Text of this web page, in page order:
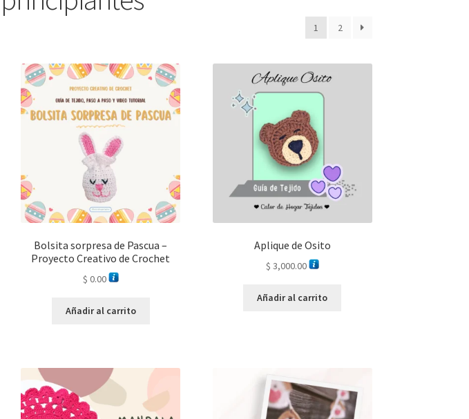
1 2
Bolsita sorpresa de Pascua –
Proyecto Creativo de Crochet
$ 0.00
Añadir al carrito
Aplique de Osito
$ 3,000.00
Añadir al carrito